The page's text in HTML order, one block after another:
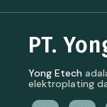
PT.
Yong Etech
elektroplating